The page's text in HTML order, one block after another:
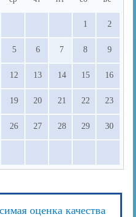
1 2
5 6 7 8 9
12 13 14 15 16
19 20 21 22 23
26 27 28 29 30
оценка качества